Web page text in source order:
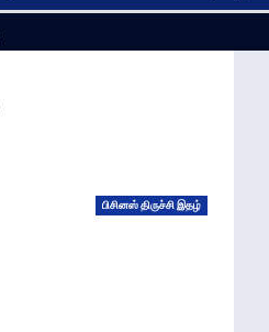
பிசினஸ் திருச்சி இதழ்